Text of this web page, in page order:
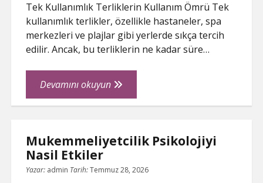
Tek Kullanımlık Terliklerin Kullanım Ömrü Tek
kullanımlık terlikler, özellikle hastaneler, spa
merkezleri ve plajlar gibi yerlerde sıkça tercih
edilir. Ancak, bu terliklerin ne kadar süre…
Devamını okuyunTek
Kullanimlik
Omru
Mukemmeliyetcilik Psikolojiyi
Nasil Etkiler
Yazar: admin Tarih:Temmuz 28, 2026